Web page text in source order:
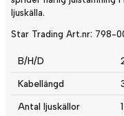
ljuskälla.
Star Trading Art.nr: 798-
B/H/D
Kabellängd
Antal ljuskällor